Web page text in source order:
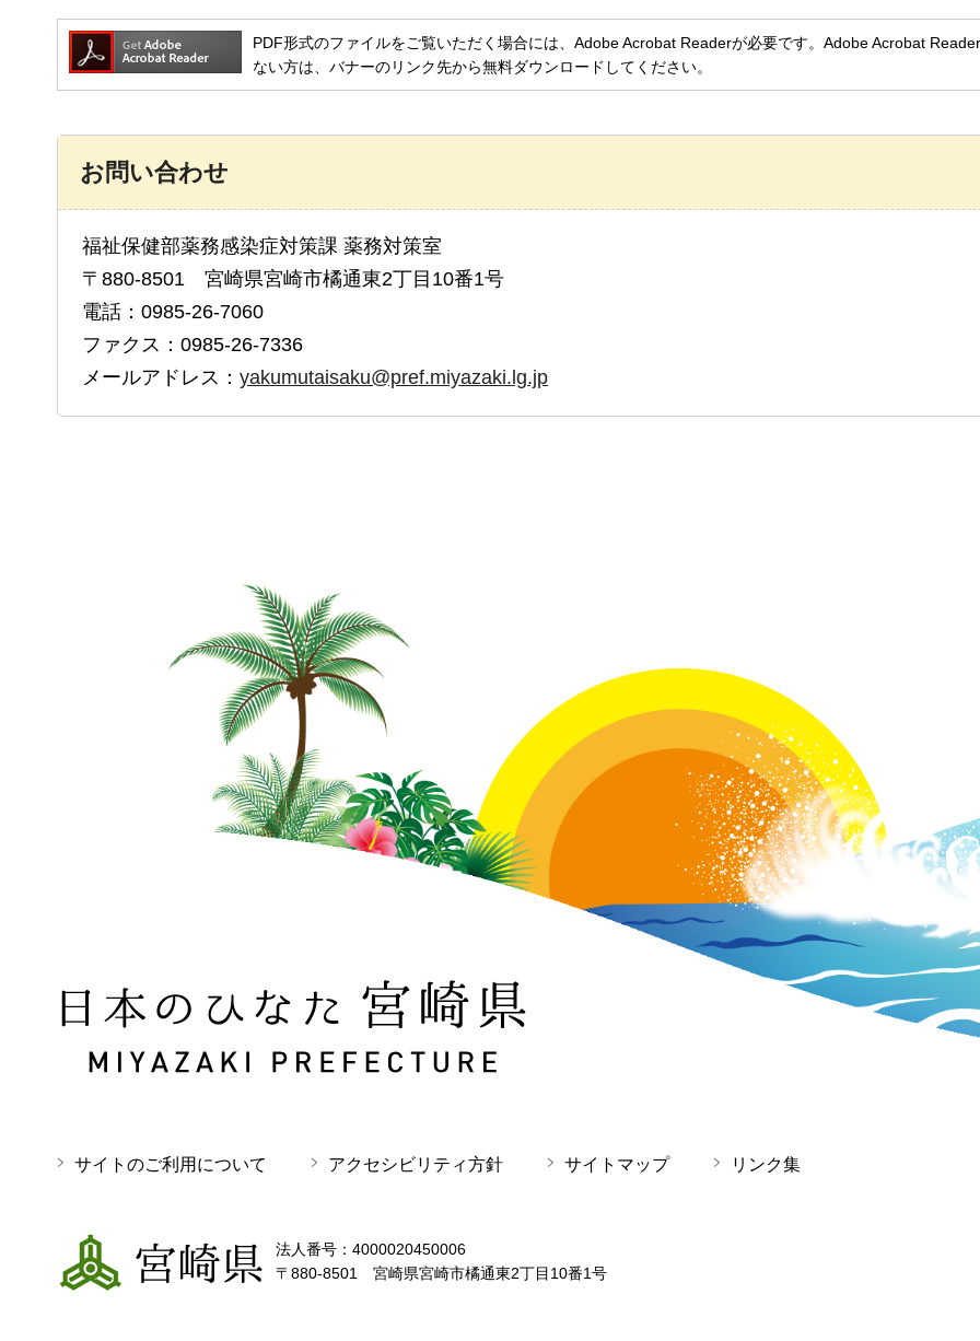
PDF形式のファイルをご覧いただく場合には、Adobe Acrobat Readerが必要です。Adobe Acrobat
ない方は、バナーのリンク先から無料ダウンロードしてください。
お問い合わせ
福祉保健部薬務感染症対策課 薬務対策室
〒880-8501 宮崎県宮崎市橘通東2丁目10番1号
電話：0985-26-7060
ファクス：0985-26-7336
メールアドレス： yakumutaisaku@pref.miyazaki.lg.jp
日本のひなた 宮崎県 MIYAZAKI PREFECTURE
サイトのご利用について アクセシビリティ方針 サイトマップ リンク集
宮崎県
法人番号：4000020450006
〒880-8501 宮崎県宮崎市橘通東2丁目10番1号